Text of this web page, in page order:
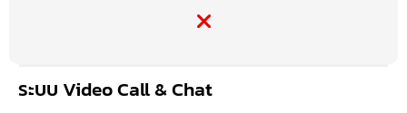
ระบบ Video Call & Chat